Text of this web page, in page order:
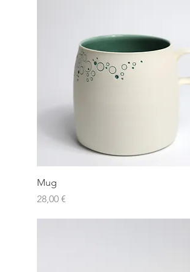
Mug
Prix
28,00 €